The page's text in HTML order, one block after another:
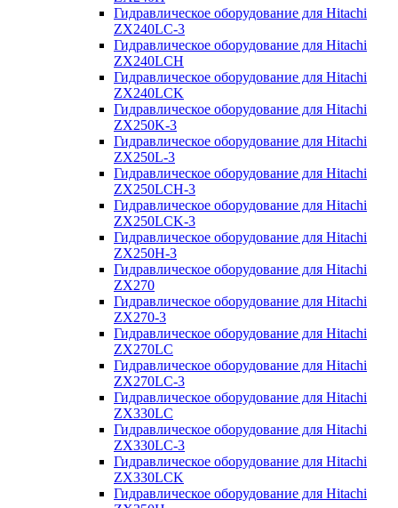
Гидравлическое оборудование для Hitachi
ZX240LC-3
Гидравлическое оборудование для Hitachi
ZX240LCH
Гидравлическое оборудование для Hitachi
ZX240LCK
Гидравлическое оборудование для Hitachi
ZX250K-3
Гидравлическое оборудование для Hitachi
ZX250L-3
Гидравлическое оборудование для Hitachi
ZX250LCH-3
Гидравлическое оборудование для Hitachi
ZX250LCK-3
Гидравлическое оборудование для Hitachi
ZX250Н-3
Гидравлическое оборудование для Hitachi
ZX270
Гидравлическое оборудование для Hitachi
ZX270-3
Гидравлическое оборудование для Hitachi
ZX270LC
Гидравлическое оборудование для Hitachi
ZX270LC-3
Гидравлическое оборудование для Hitachi
ZX330LC
Гидравлическое оборудование для Hitachi
ZX330LC-3
Гидравлическое оборудование для Hitachi
ZX330LCK
Гидравлическое оборудование для Hitachi